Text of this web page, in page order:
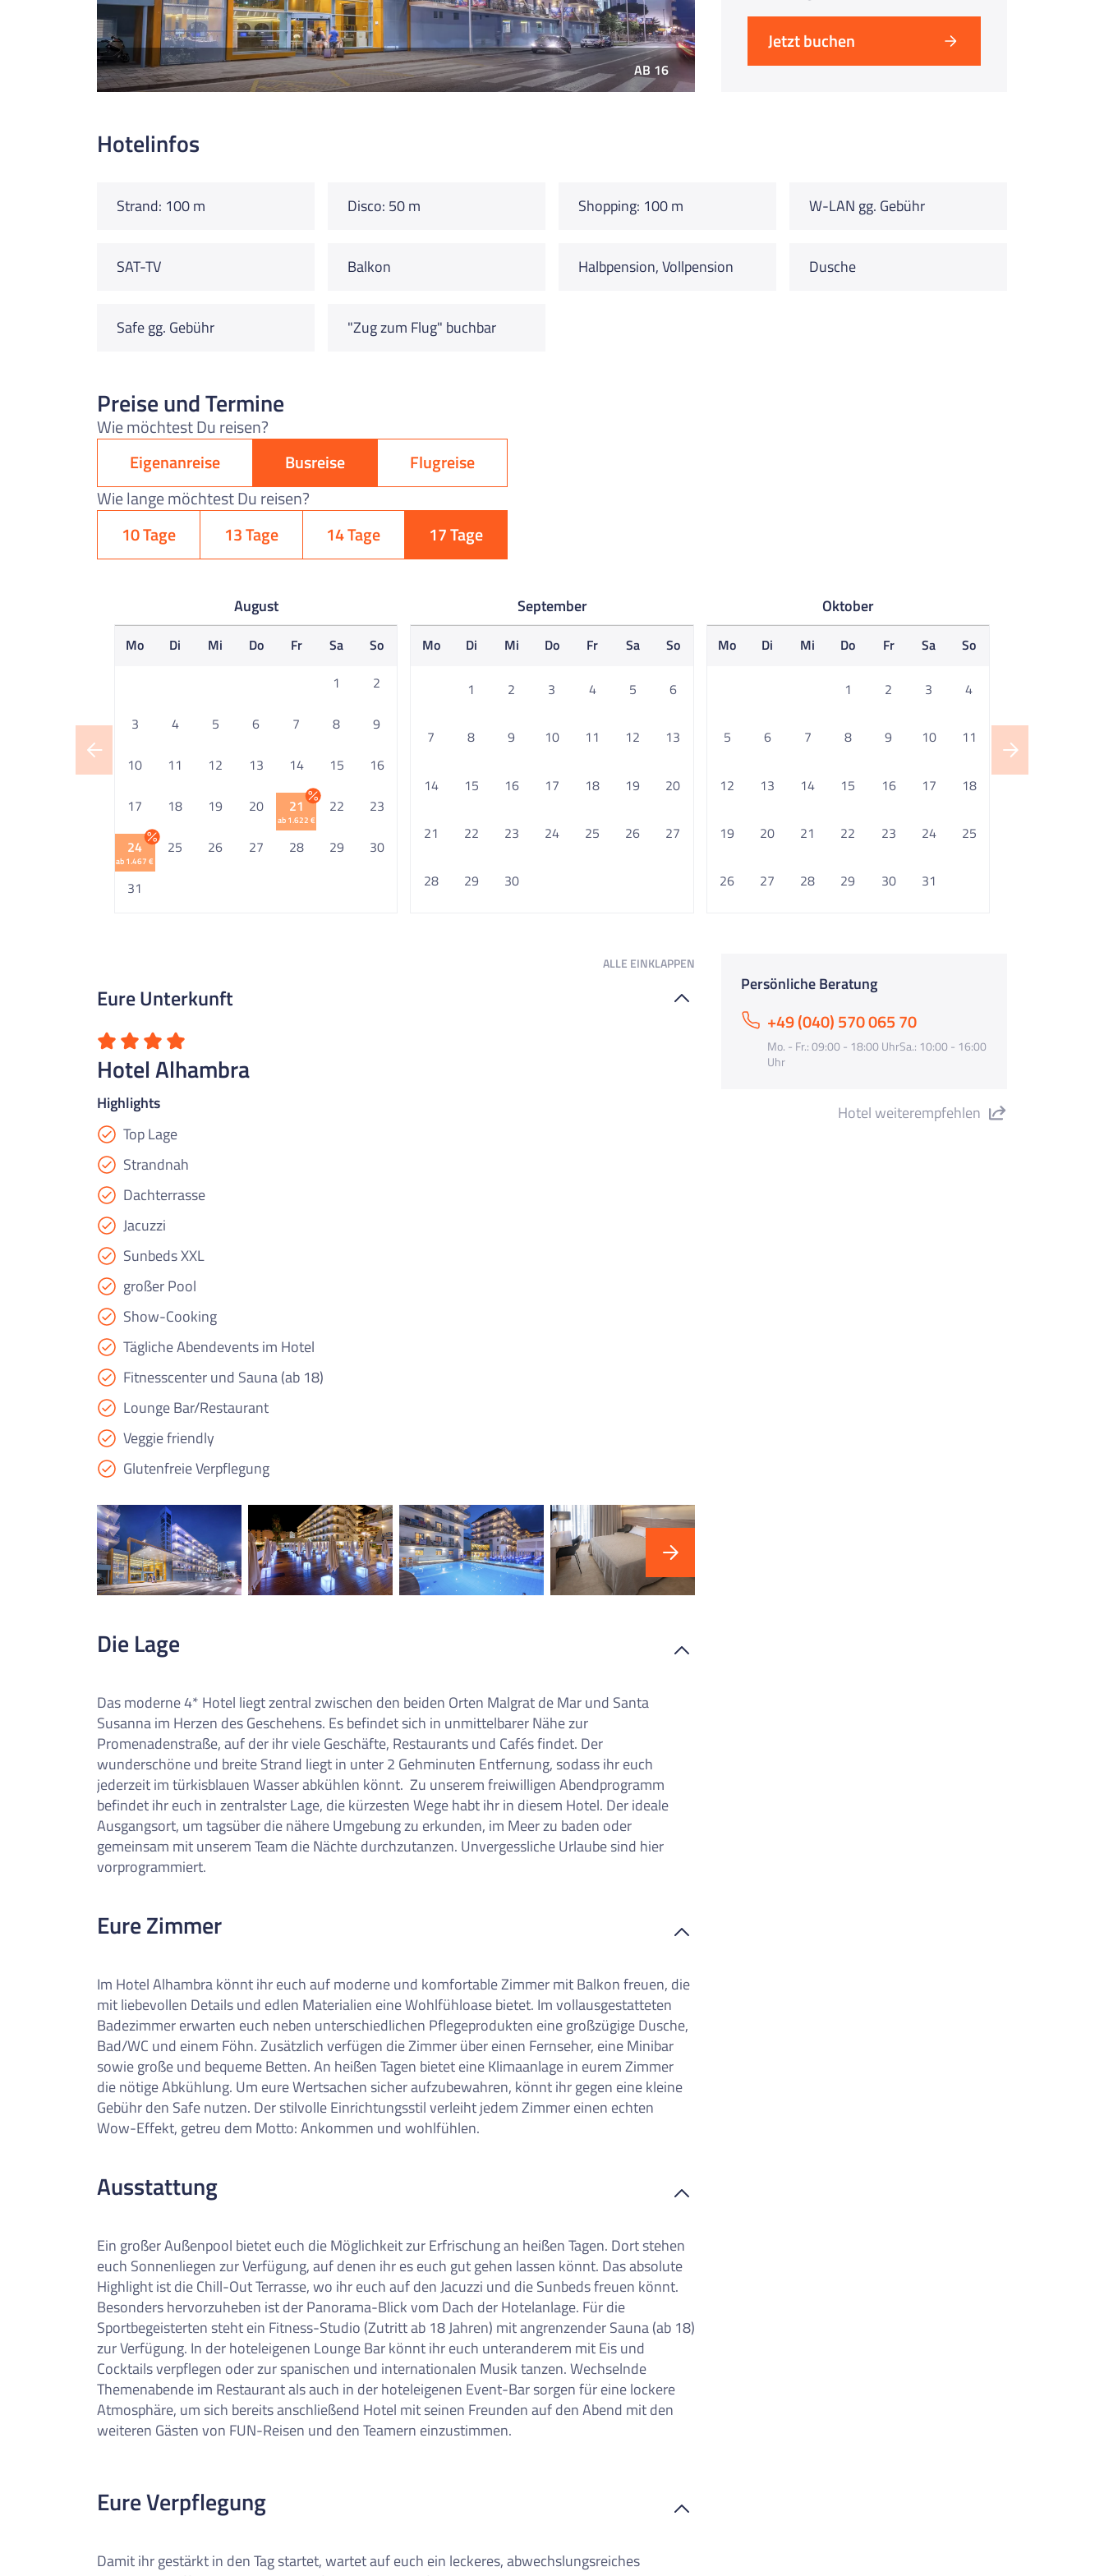
0 Reise/n auf deiner Merkliste
Keine Reisen auf der Merkliste
AB 16
Jetzt buchen
Hotelinfos
Strand: 100 m Disco: 50 m Shopping: 100 m W-LAN gg. Gebühr
SAT-TV Balkon Halbpension, Vollpension Dusche
Safe gg. Gebühr "Zug zum Flug" buchbar
Preise und Termine
Wie möchtest Du reisen?
Eigenanreise
Busreise
Flugreise
Wie lange möchtest Du reisen?
10 Tage
13 Tage 14 Tage 17 Tage
August
Mo Di Mi Do Fr Sa
So
1
2
3 4 5 6 7 8 9
10 11 12 13 14 15 16
17 18 19 20 21
ab 1.622 €
22 23
24
ab 1.467 €
25 26 27 28 29 30
31
September
Mo Di Mi Do Fr Sa So
1 2 3 4 5 6
7 8 9 10 11 12 13
14 15 16 17 18 19 20
21 22 23 24 25 26 27
28 29 30
Oktober
Mo Di Mi Do Fr Sa So
1 2 3 4
5 6 7 8 9 10 11
12 13 14 15 16 17 18
19 20 21 22 23 24 25
26 27 28 29 30 31
ALLE EINKLAPPEN
Eure Unterkunft
Hotel Alhambra
Highlights
Top Lage
Strandnah
Dachterrasse
Jacuzzi
Sunbeds XXL
großer Pool
Show-Cooking
Tägliche Abendevents im Hotel
Fitnesscenter und Sauna (ab 18)
Lounge Bar/Restaurant
Veggie friendly
Glutenfreie Verpflegung
Die Lage
Das moderne 4* Hotel liegt zentral zwischen den beiden Orten Malgrat de Mar und Santa
Susanna im Herzen des Geschehens. Es befindet sich in unmittelbarer Nähe zur
Promenadenstraße, auf der ihr viele Geschäfte, Restaurants und Cafés findet. Der
wunderschöne und breite Strand liegt in unter 2 Gehminuten Entfernung, sodass ihr euch
jederzeit im türkisblauen Wasser abkühlen könnt. Zu unserem freiwilligen Abendprogramm
befindet ihr euch in zentralster Lage, die kürzesten Wege habt ihr in diesem Hotel. Der ideale
Ausgangsort, um tagsüber die nähere Umgebung zu erkunden, im Meer zu baden oder
gemeinsam mit unserem Team die Nächte durchzutanzen. Unvergessliche Urlaube sind hier
vorprogrammiert.
Eure Zimmer
Im Hotel Alhambra könnt ihr euch auf moderne und komfortable Zimmer mit Balkon freuen, die
mit liebevollen Details und edlen Materialien eine Wohlfühloase bietet. Im vollausgestatteten
Badezimmer erwarten euch neben unterschiedlichen Pflegeprodukten eine großzügige Dusche,
Bad/WC und einem Föhn. Zusätzlich verfügen die Zimmer über einen Fernseher, eine Minibar
sowie große und bequeme Betten. An heißen Tagen bietet eine Klimaanlage in eurem Zimmer
die nötige Abkühlung. Um eure Wertsachen sicher aufzubewahren, könnt ihr gegen eine kleine
Gebühr den Safe nutzen. Der stilvolle Einrichtungsstil verleiht jedem Zimmer einen echten
Wow-Effekt, getreu dem Motto: Ankommen und wohlfühlen.
Ausstattung
Ein großer Außenpool bietet euch die Möglichkeit zur Erfrischung an heißen Tagen. Dort stehen
euch Sonnenliegen zur Verfügung, auf denen ihr es euch gut gehen lassen könnt. Das absolute
Highlight ist die Chill-Out Terrasse, wo ihr euch auf den Jacuzzi und die Sunbeds freuen könnt.
Besonders hervorzuheben ist der Panorama-Blick vom Dach der Hotelanlage. Für die
Sportbegeisterten steht ein Fitness-Studio (Zutritt ab 18 Jahren) mit angrenzender Sauna (ab 18)
zur Verfügung. In der hoteleigenen Lounge Bar könnt ihr euch unteranderem mit Eis und
Cocktails verpflegen oder zur spanischen und internationalen Musik tanzen. Wechselnde
Themenabende im Restaurant als auch in der hoteleigenen Event-Bar sorgen für eine lockere
Atmosphäre, um sich bereits anschließend Hotel mit seinen Freunden auf den Abend mit den
weiteren Gästen von FUN-Reisen und den Teamern einzustimmen.
Eure Verpflegung
Damit ihr gestärkt in den Tag startet, wartet auf euch ein leckeres, abwechslungsreiches
Persönliche Beratung
+49 (040) 570 065 70
Mo. - Fr.: 09:00 - 18:00 UhrSa.: 10:00 - 16:00
Uhr
Hotel weiterempfehlen